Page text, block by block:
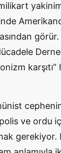
görür.
ve ordu